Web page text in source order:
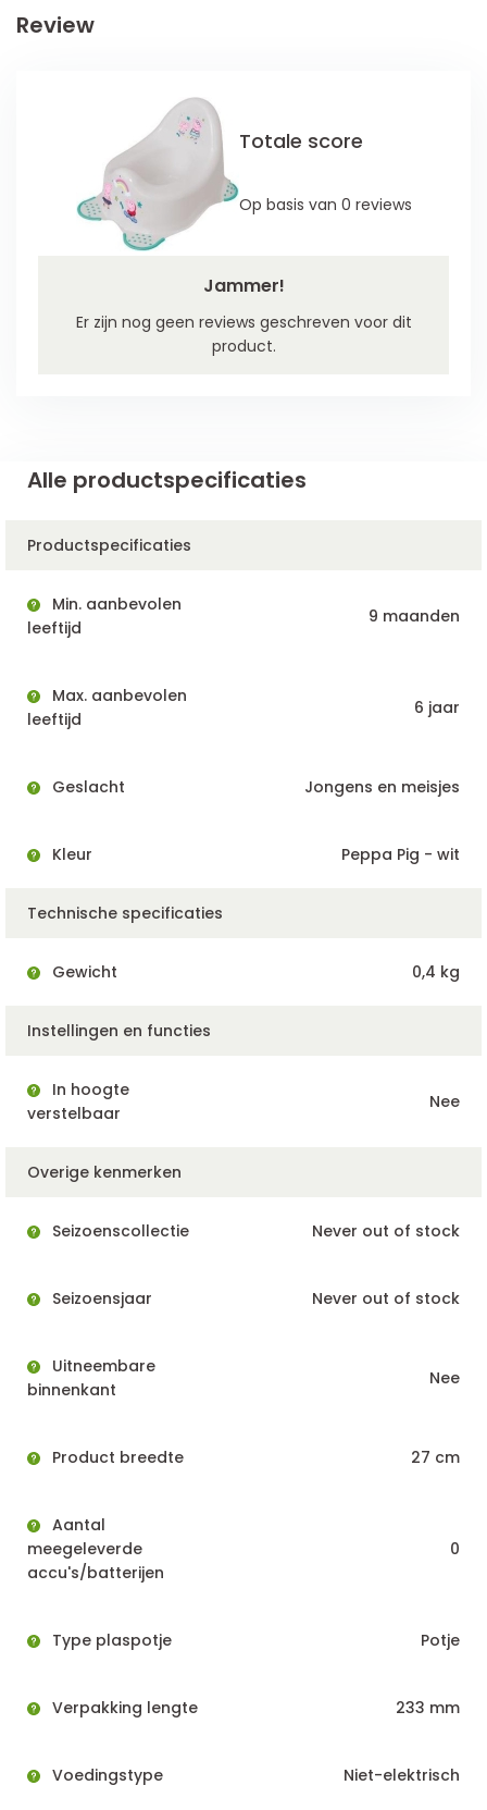
Review
Jammer!
Er zijn nog geen reviews geschreven voor dit
product.
Totale score
Op basis van 0 reviews
Alle productspecificaties
Productspecificaties
Min. aanbevolen
leeftijd
9 maanden
Max. aanbevolen
leeftijd
6 jaar
Geslacht Jongens en meisjes
Kleur Peppa Pig - wit
Technische specificaties
Gewicht 0,4 kg
Instellingen en functies
In hoogte
verstelbaar
Nee
Overige kenmerken
Seizoenscollectie Never out of stock
Seizoensjaar Never out of stock
Uitneembare
binnenkant
Nee
Product breedte 27 cm
Aantal
meegeleverde
accu's/batterijen
0
Type plaspotje Potje
Verpakking lengte 233 mm
Voedingstype Niet-elektrisch